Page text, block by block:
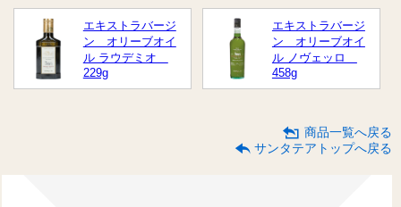
エキストラバージ
ン オリーブオイ
ル ラウデミオ
229g
エキストラバージ
ン オリーブオイ
ル ノヴェッロ
458g
商品一覧へ戻る
サンタテアトップへ戻る